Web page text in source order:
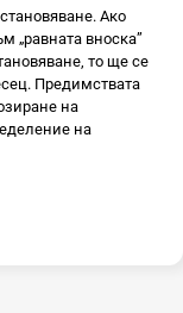
Ако
„равната вноска”
то ще се
Предимствата
на
на